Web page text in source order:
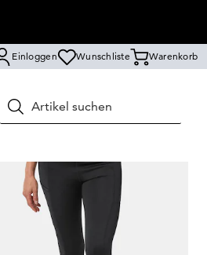
Einloggen Wunschliste Warenkorb
Suchen